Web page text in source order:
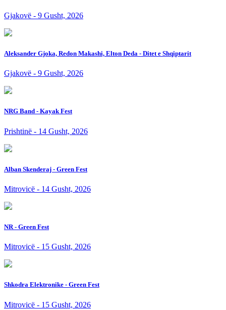
Gjakovë - 9 Gusht, 2026
Aleksander Gjoka, Redon Makashi, Elton Deda - Ditet e Shqiptarit
Gjakovë - 9 Gusht, 2026
NRG Band - Kayak Fest
Prishtinë - 14 Gusht, 2026
Alban Skenderaj - Green Fest
Mitrovicë - 14 Gusht, 2026
NR - Green Fest
Mitrovicë - 15 Gusht, 2026
Shkodra Elektronike - Green Fest
Mitrovicë - 15 Gusht, 2026